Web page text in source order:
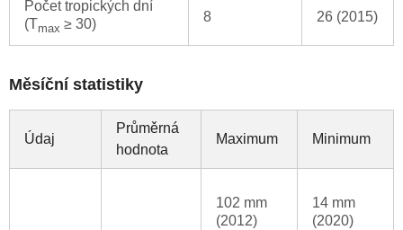
Počet tropických dní
(Tmax ≥ 30) 8 26 (2015)
Měsíční statistiky
Údaj
Průměrná
hodnota
Maximum Minimum
102 mm
(2012)
14 mm
(2020)